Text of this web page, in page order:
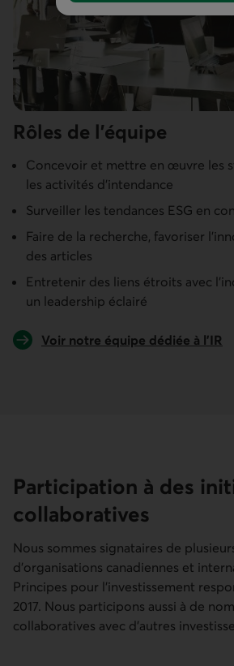
Rôles de l’équipe
Concevoir et mettre en œuvre les
les activités d’intendance
Surveiller les tendances ESG en
Faire de la recherche, favoriser
des articles
Entretenir des liens étroits avec
un leadership éclairé
Voir notre équipe dédiée à l’IR
Participa­tion à des
collabora­tives
Nous sommes signataires de
d’organisations canadiennes et
Principes pour l’investissement
2017. Nous participons aussi à de
collaboratives avec d’autres